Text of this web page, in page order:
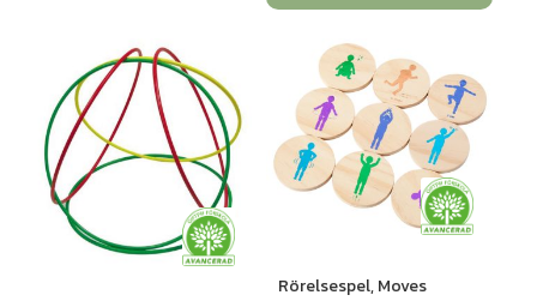
Rörelsespel, Moves